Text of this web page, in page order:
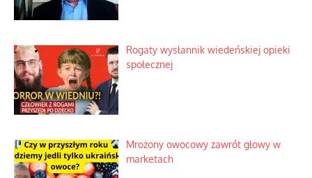
Rogaty wysłannik wiedeńskiej opieki
społecznej
Mrożony owocowy zawrót głowy w
marketach